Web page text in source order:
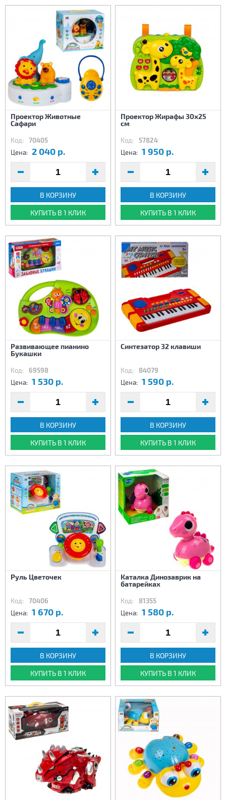
Проектор Животные
Сафари
Код: 70405
Цена: 2 040 р.
В КОРЗИНУ
КУПИТЬ В 1 КЛИК
Проектор Жирафы 30х25
см
Код: 57824
Цена: 1 950 р.
В КОРЗИНУ
КУПИТЬ В 1 КЛИК
Развивающее пианино
Букашки
Код: 69598
Цена: 1 530 р.
В КОРЗИНУ
КУПИТЬ В 1 КЛИК
Синтезатор 32 клавиши
Код: 84079
Цена: 1 590 р.
В КОРЗИНУ
КУПИТЬ В 1 КЛИК
Руль Цветочек
Код: 70406
Цена: 1 670 р.
В КОРЗИНУ
КУПИТЬ В 1 КЛИК
Каталка Динозаврик на
батарейках
Код: 81355
Цена: 1 580 р.
В КОРЗИНУ
КУПИТЬ В 1 КЛИК